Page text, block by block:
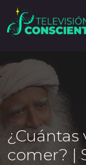
¿Cuántas
comer? |